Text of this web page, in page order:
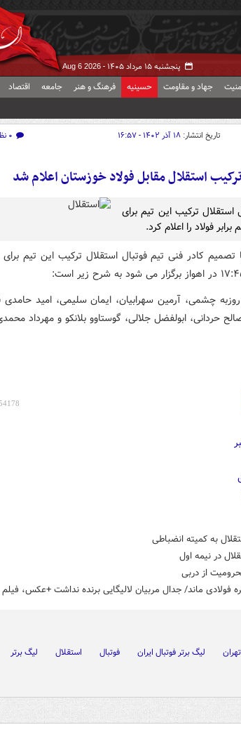
پنجشنبه ۱۵ مرداد ۱۴۰۵ - Aug 6 2026
جهاد و مقاومت حسینیه فرهنگ و هنر جامعه اقتصاد
تاریخ انتشار: ۱۸ آذر ۱۴۰۲ - ۱۶:۵۷ ۰ نظر
استقلال مقابل فولاد خوزستان اعلام شد
استقلال ترکیب این تیم برای
فولاد را اعلام کرد.
تصمیم کادر فنی تیم فوتبال استقلال ترکیب این تیم برای
چشمی، آرمین سهرابیان، ایمان سلیمی، امید
حردانی، ابولفضل جلالی، گوستاوو بلانکو و مهرداد
در نیمه اول
از دربی
ماند/ جدال مربیان لالیگایی برنده نداشت +عکس،
لیگ برتر فوتبال ایران فوتبال استقلال لیگ برتر